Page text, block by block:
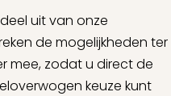
uit van onze
de mogelijkheden ter
mee, zodat u direct de
keuze kunt